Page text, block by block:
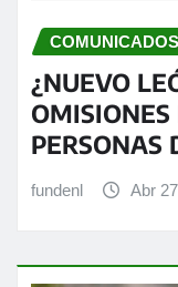
COMUNICADOS
¿NUEVO
OMISIONES
PERSONAS
fundenl Abr